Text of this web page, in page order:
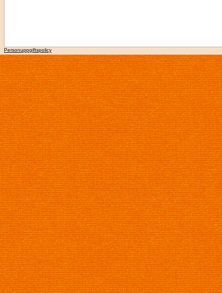
Personuppgiftspolicy